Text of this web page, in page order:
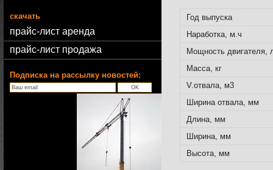
скачать
прайс-лист аренда
прайс-лист продажа
Подписка на рассылку новостей:
Год выпуска
Наработка, м.ч
Мощность двигателя,
Масса, кг
V.отвала, м3
Ширина отвала, мм
Длина, мм
Ширина, мм
Высота, мм